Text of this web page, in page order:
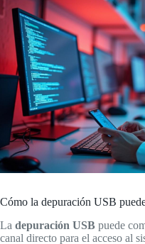
Cómo la depuración USB
La depuración USB puede
canal directo para el acceso al